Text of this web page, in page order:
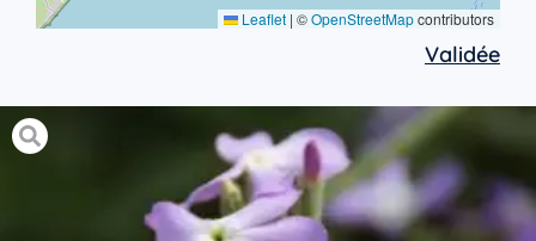
Leaflet | ©OpenStreetMapcontributors
Validée